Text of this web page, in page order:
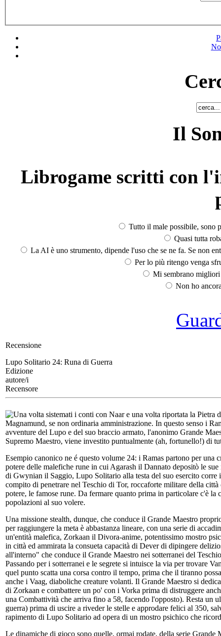
Il
Librogame scritti con
Tutto il male possibile, sono
Quasi tutta
La AI è uno strumento, dipende l'uso che se ne fa. Se non
Per lo più ritengo venga
Mi sembrano
Non ho
Recensione
Lupo Solitario 24: Runa di Guerra
Edizione
autore/i
Recensore
Una volta sistemati i conti con Naar e una volta riportata la
Magnamund, se non ordinaria amministrazione. In questo senso i
avventure del Lupo e del suo braccio armato, l'anonimo Grande
Supremo Maestro, viene investito puntualmente (ah, fortunello!) di
Esempio canonico ne é questo volume 24: i Ramas partono per
potere delle malefiche rune in cui Agarash il Dannato depositò le
di Gwynian il Saggio, Lupo Solitario alla testa del suo esercito
compito di penetrare nel Teschio di Tor, roccaforte militare della
potere, le famose rune. Da fermare quanto prima in particolare c'è
popolazioni al suo volere.
Una missione stealth, dunque, che conduce il Grande Maestro
per raggiungere la meta è abbastanza lineare, con una serie di
un'entità malefica, Zorkaan il Divora-anime, potentissimo mostro
in città ed ammirata la consueta capacità di Dever di dipingere
all'interno" che conduce il Grande Maestro nei sotterranei del
Passando per i sotterranei e le segrete si intuisce la via per trovare
quel punto scatta una corsa contro il tempo, prima che il tiranno
anche i Vaag, diaboliche creature volanti. Il Grande Maestro si
di Zorkaan e combattere un po' con i Vorka prima di distruggere
una Combattività che arriva fino a 58, facendo l'opposto). Resta un
guerra) prima di uscire a riveder le stelle e approdare felici al 350,
rapimento di Lupo Solitario ad opera di un mostro psichico che
Le dinamiche di gioco sono quelle, ormai rodate, della serie